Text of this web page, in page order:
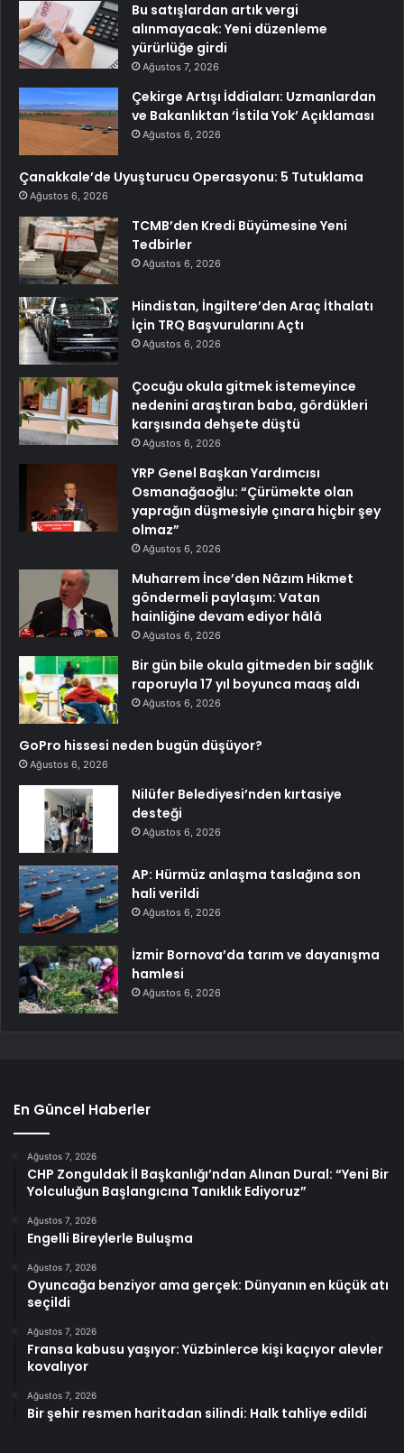
Bu satışlardan artık vergi
alınmayacak: Yeni düzenleme
yürürlüğe girdi
Ağustos 7, 2026
Çekirge Artışı İddiaları: Uzmanlardan
ve Bakanlıktan ‘İstila Yok’ Açıklaması
Ağustos 6, 2026
Çanakkale’de Uyuşturucu Operasyonu: 5 Tutuklama
Ağustos 6, 2026
TCMB’den Kredi Büyümesine Yeni
Tedbirler
Ağustos 6, 2026
Hindistan, İngiltere’den Araç İthalatı
İçin TRQ Başvurularını Açtı
Ağustos 6, 2026
Çocuğu okula gitmek istemeyince
nedenini araştıran baba, gördükleri
karşısında dehşete düştü
Ağustos 6, 2026
YRP Genel Başkan Yardımcısı
Osmanağaoğlu: “Çürümekte olan
yaprağın düşmesiyle çınara hiçbir şey
olmaz”
Ağustos 6, 2026
Muharrem İnce’den Nâzım Hikmet
göndermeli paylaşım: Vatan
hainliğine devam ediyor hâlâ
Ağustos 6, 2026
Bir gün bile okula gitmeden bir sağlık
raporuyla 17 yıl boyunca maaş aldı
Ağustos 6, 2026
GoPro hissesi neden bugün düşüyor?
Ağustos 6, 2026
Nilüfer Belediyesi’nden kırtasiye
desteği
Ağustos 6, 2026
AP: Hürmüz anlaşma taslağına son
hali verildi
Ağustos 6, 2026
İzmir Bornova’da tarım ve dayanışma
hamlesi
Ağustos 6, 2026
En Güncel Haberler
Ağustos 7, 2026
CHP Zonguldak İl Başkanlığı’ndan Alınan Dural: “Yeni Bir
Yolculuğun Başlangıcına Tanıklık Ediyoruz”
Ağustos 7, 2026
Engelli Bireylerle Buluşma
Ağustos 7, 2026
Oyuncağa benziyor ama gerçek: Dünyanın en küçük atı
seçildi
Ağustos 7, 2026
Fransa kabusu yaşıyor: Yüzbinlerce kişi kaçıyor alevler
kovalıyor
Ağustos 7, 2026
Bir şehir resmen haritadan silindi: Halk tahliye edildi